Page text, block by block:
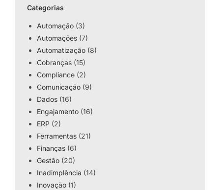
Categorias
Automação (3)
Automações (7)
Automatização (8)
Cobranças (15)
Compliance (2)
Comunicação (9)
Dados (16)
Engajamento (16)
ERP (2)
Ferramentas (21)
Finanças (6)
Gestão (20)
Inadimplência (14)
Inovação (1)